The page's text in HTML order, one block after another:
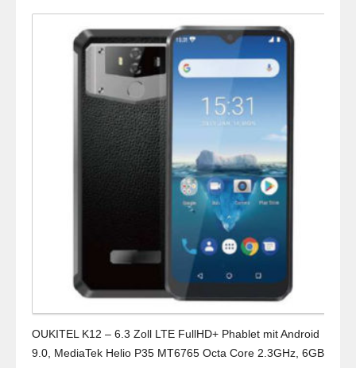
OUKITEL K12 – 6.3 Zoll LTE FullHD+ Phablet mit Android
9.0, MediaTek Helio P35 MT6765 Octa Core 2.3GHz, 6GB